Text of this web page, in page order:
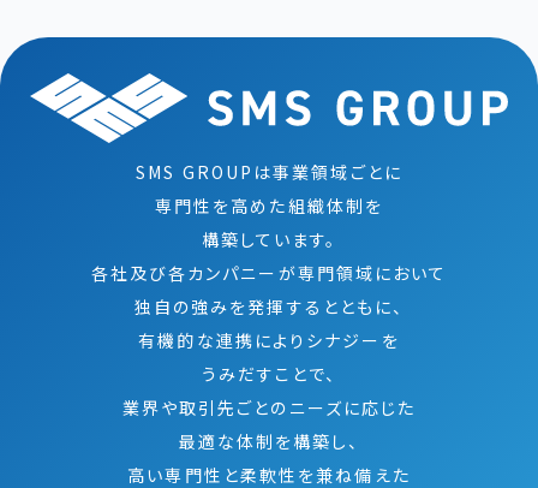
SMS GROUPは事業領域ごとに
専門性を高めた組織体制を
構築しています。
各社及び各カンパニーが専門領域において
独自の強みを発揮するとともに、
有機的な連携によりシナジーを
うみだすことで、
業界や取引先ごとのニーズに応じた
最適な体制を構築し、
高い専門性と柔軟性を兼ね備えた